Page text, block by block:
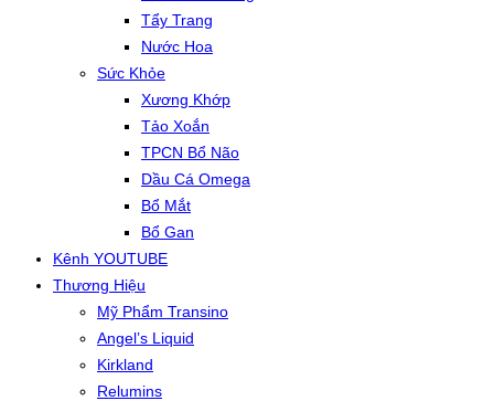
Tẩy Trang
Nước Hoa
Sức Khỏe
Xương Khớp
Tảo Xoắn
TPCN Bổ Não
Dầu Cá Omega
Bổ Mắt
Bổ Gan
Kênh YOUTUBE
Thương Hiệu
Mỹ Phẩm Transino
Angel’s Liquid
Kirkland
Relumins